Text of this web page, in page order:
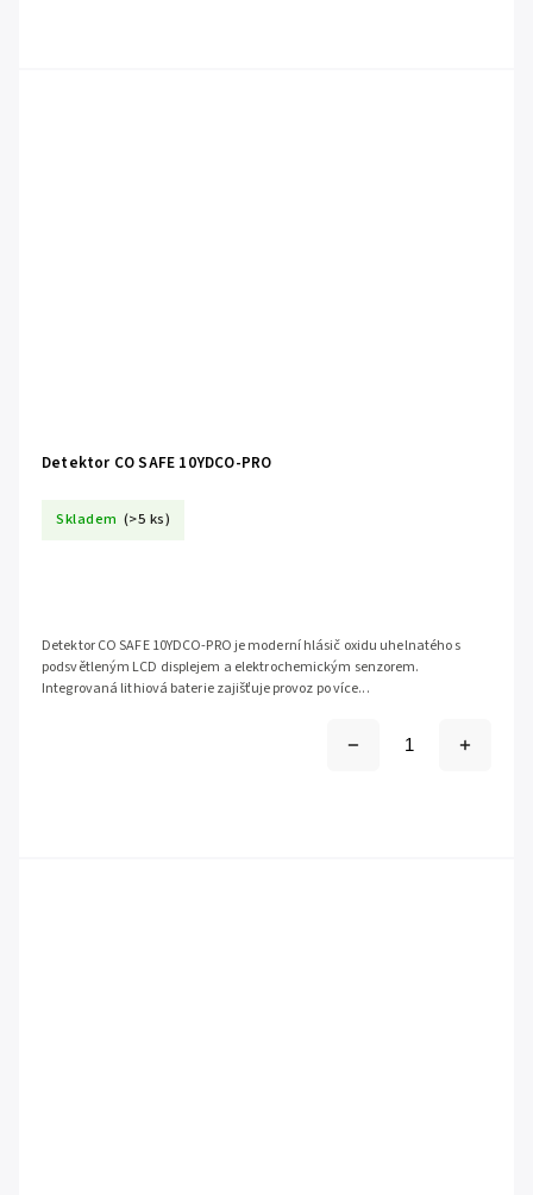
Detektor CO SAFE 10YDCO-PRO
Skladem (>5 ks)
Detektor CO SAFE 10YDCO-PRO je moderní hlásič oxidu uhelnatého s
podsvětleným LCD displejem a elektrochemickým senzorem.
Integrovaná lithiová baterie zajišťuje provoz po více...